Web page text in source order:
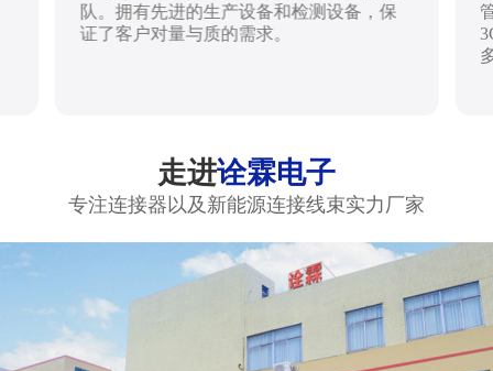
队。拥有先进的生产设备和检测设备，保
证了客户对量与质的需求。
走进诠霖电子
专注连接器以及新能源连接线束实力厂家